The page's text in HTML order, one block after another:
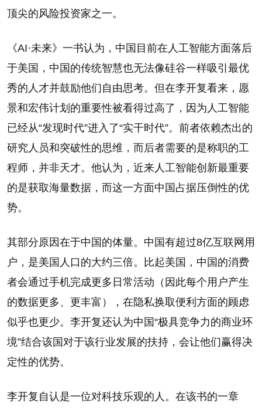
顶尖的风险投资家之一。
《AI·未来》一书认为，中国目前在人工智能方面落后
于美国，中国的传统智慧也无法像硅谷一样吸引最优
秀的人才并鼓励他们自由思考。但在李开复看来，愿
景和宏伟计划的重要性被看得过高了，因为人工智能
已经从“发现时代”进入了“实干时代”。前者依赖杰出的
研究人员和突破性的思维，而后者需要的是称职的工
程师，并非天才。他认为，近来人工智能创新最重要
的是获取海量数据，而这一方面中国占据压倒性的优
势。
其部分原因在于中国的体量。中国有超过8亿互联网用
户，是美国人口的大约三倍。比起美国，中国的消费
者会通过手机完成更多日常活动（因此每个用户产生
的数据更多、更丰富），在隐私换取便利方面的顾虑
似乎也更少。李开复还认为中国“极具竞争力的商业环
境”结合该国对于该行业发展的扶持，会让他们赢得决
定性的优势。
李开复自认是一位对科技乐观的人。在该书的一章